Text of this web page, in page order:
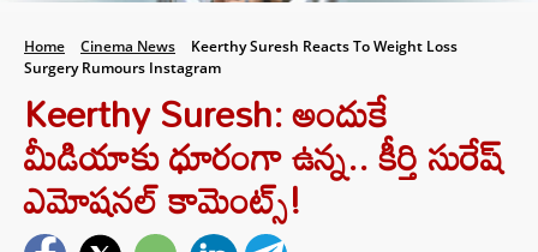
Home Cinema News
Keerthy Suresh Reacts To Weight Loss
Surgery Rumours Instagram
Keerthy Suresh: అందుకే
మీడియాకు ధూరంగా ఉన్న.. కీర్తి సురేష్
ఎమోషనల్ కామెంట్స్!